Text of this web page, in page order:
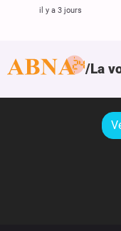
il y a 3 jours
La